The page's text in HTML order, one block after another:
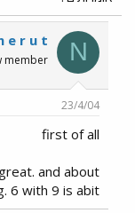
N
e r u t
member
23/4/04
first of all
and about
6 with 9 is abit